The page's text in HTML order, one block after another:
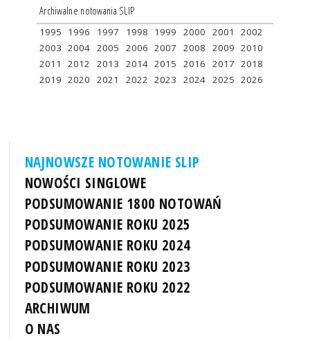
Archiwalne notowania SLIP
1995 1996 1997 1998 1999 2000 2001
2002
2003 2004 2005 2006 2007 2008 2009 2010
2011
2012 2013 2014 2015 2016 2017 2018
2019 2020 2021 2022 2023 2024 2025 2026
NAJNOWSZE NOTOWANIE SLIP
NOWOŚCI SINGLOWE
PODSUMOWANIE 1800 NOTOWAŃ
PODSUMOWANIE ROKU 2025
PODSUMOWANIE ROKU 2024
PODSUMOWANIE ROKU 2023
PODSUMOWANIE ROKU 2022
ARCHIWUM
O NAS